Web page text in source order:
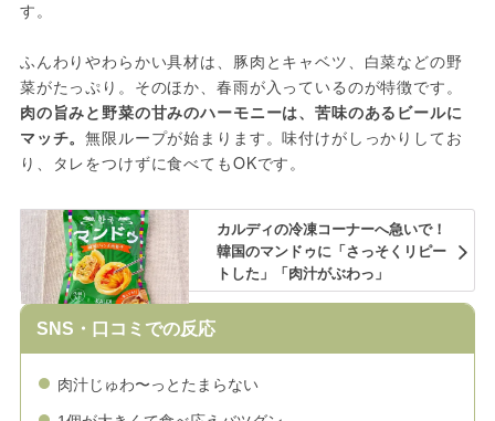
す。
ふんわりやわらかい具材は、豚肉とキャベツ、白菜などの野
菜がたっぷり。そのほか、春雨が入っているのが特徴です。
肉の旨みと野菜の甘みのハーモニーは、苦味のあるビールに
マッチ。無限ループが始まります。味付けがしっかりしてお
り、タレをつけずに食べてもOKです。
カルディの冷凍コーナーへ急いで！
韓国のマンドゥに「さっそくリピー
トした」「肉汁がぶわっ」
SNS・口コミでの反応
肉汁じゅわ〜っとたまらない